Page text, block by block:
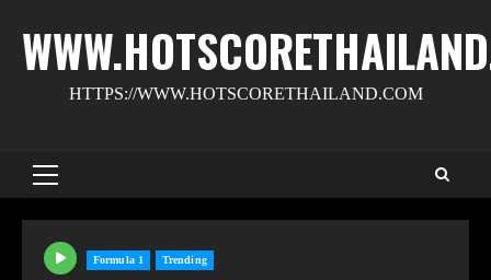
content
HTTPS://WWW.HOTSCORETHAILAND.COM
Primary
Formula 1 Trending